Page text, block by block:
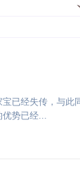
已经失传，与此
优势已经...